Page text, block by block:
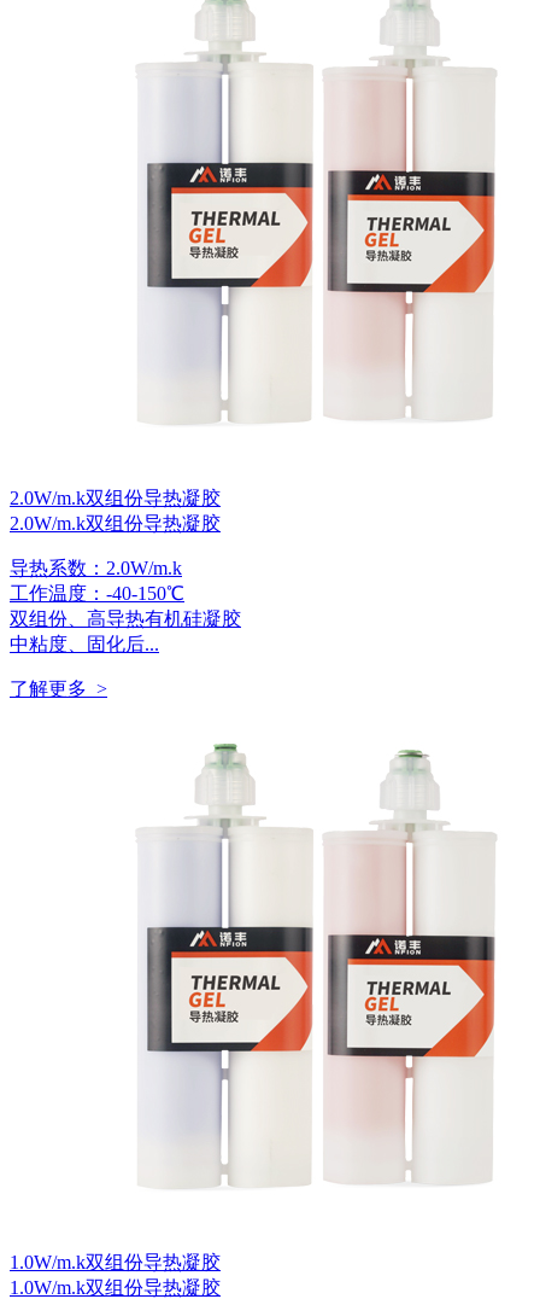
2.0W/m.k双组份导热凝胶
2.0W/m.k双组份导热凝胶
导热系数：2.0W/m.k
工作温度：-40-150℃
双组份、高导热有机硅凝胶
中粘度、固化后...
了解更多 >
1.0W/m.k双组份导热凝胶
1.0W/m.k双组份导热凝胶